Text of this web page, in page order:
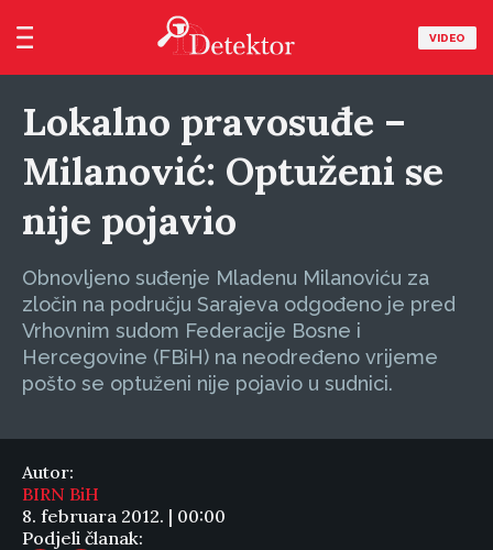
VIDEO
Lokalno pravosuđe –
Milanović: Optuženi se
nije pojavio
Obnovljeno suđenje Mladenu Milanoviću za
zločin na području Sarajeva odgođeno je pred
Vrhovnim sudom Federacije Bosne i
Hercegovine (FBiH) na neodređeno vrijeme
pošto se optuženi nije pojavio u sudnici.
Autor:
BIRN BiH
8. februara 2012. | 00:00
Podjeli članak: